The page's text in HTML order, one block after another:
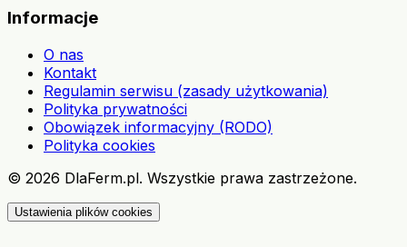
Informacje
O nas
Kontakt
Regulamin serwisu (zasady użytkowania)
Polityka prywatności
Obowiązek informacyjny (RODO)
Polityka cookies
© 2026 DlaFerm.pl. Wszystkie prawa zastrzeżone.
Ustawienia plików cookies